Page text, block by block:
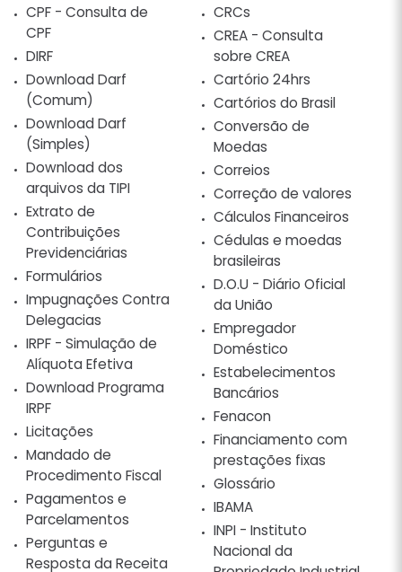
CPF - Consulta de
CPF
DIRF
Download Darf
(Comum)
Download Darf
(Simples)
Download dos
arquivos da TIPI
Extrato de
Contribuições
Previdenciárias
Formulários
Impugnações Contra
Delegacias
IRPF - Simulação de
Alíquota Efetiva
Download Programa
IRPF
Licitações
Mandado de
Procedimento Fiscal
Pagamentos e
Parcelamentos
Perguntas e
Resposta da Receita
CRCs
CREA - Consulta
sobre CREA
Cartório 24hrs
Cartórios do Brasil
Conversão de
Moedas
Correios
Correção de valores
Cálculos Financeiros
Cédulas e moedas
brasileiras
D.O.U - Diário Oficial
da União
Empregador
Doméstico
Estabelecimentos
Bancários
Fenacon
Financiamento com
prestações fixas
Glossário
IBAMA
INPI - Instituto
Nacional da